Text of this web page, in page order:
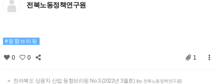
전북노동정책연구원
동향브리핑
0 0 1
전라북도 상용차 산업 동향브리핑 No.3.(2022년 3월호) (by 전북노동정책연구원)